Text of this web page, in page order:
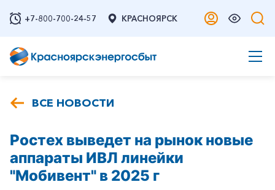
+7-800-700-24-57 КРАСНОЯРСК
ВСЕ НОВОСТИ
Ростех выведет на рынок новые
аппараты ИВЛ линейки
"Мобивент" в 2025 г